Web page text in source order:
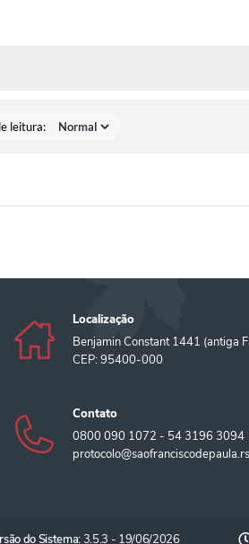
leitura:
Localização
Benjamin Constant 1441 (antiga
CEP: 95400-000
Contato
0800 090 1072 - 54 3196 3094
do Sistema:3.5.3 - 19/06/2026